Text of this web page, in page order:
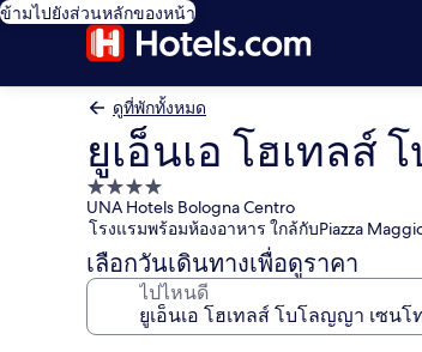
ข้ามไปยังส่วนหลักของหน้า
ดูที่พักทั้งหมด
ยูเอ็นเอ โฮเทลส์
ที่พัก
4.0
ดาว
UNA Hotels Bologna Centro
โรงแรมพร้อมห้องอาหาร ใกล้กับPiazza
เลือกวันเดินทางเพื่อดูราคา
ไปไหนดี